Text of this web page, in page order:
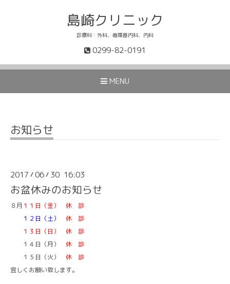
島崎クリニック
診療科：外科、循環器内科、内科
0299-82-0191
MENU
お知らせ
2017 /06/ 30 16:03
お盆休みのお知らせ
８月 １１日（金） 休 診
１２日（土）
休 診
１３日（日） 休 診
１４日（月） 休 診
１５日（火） 休 診
宜しくお願い致します。